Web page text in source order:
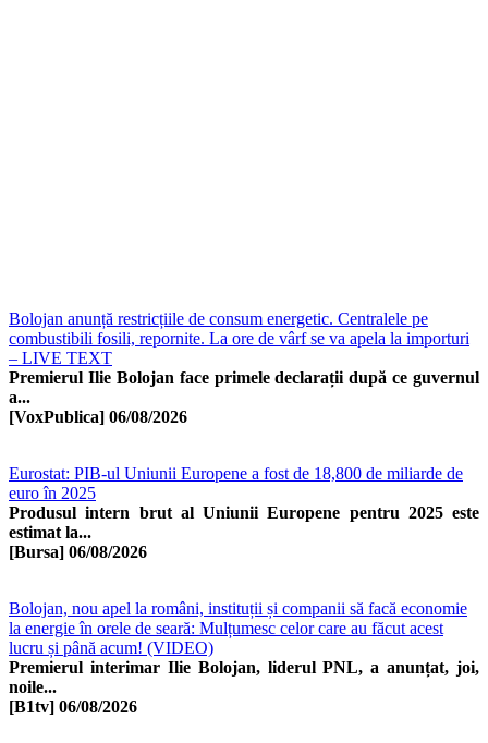
Bolojan anunță restricțiile de consum energetic. Centralele pe
combustibili fosili, repornite. La ore de vârf se va apela la importuri
– LIVE TEXT
Premierul Ilie Bolojan face primele declarații după ce guvernul
a...
[VoxPublica] 06/08/2026
Eurostat: PIB-ul Uniunii Europene a fost de 18,800 de miliarde de
euro în 2025
Produsul intern brut al Uniunii Europene pentru 2025 este
estimat la...
[Bursa] 06/08/2026
Bolojan, nou apel la români, instituții și companii să facă economie
la energie în orele de seară: Mulțumesc celor care au făcut acest
lucru și până acum! (VIDEO)
Premierul interimar Ilie Bolojan, liderul PNL, a anunțat, joi,
noile...
[B1tv] 06/08/2026